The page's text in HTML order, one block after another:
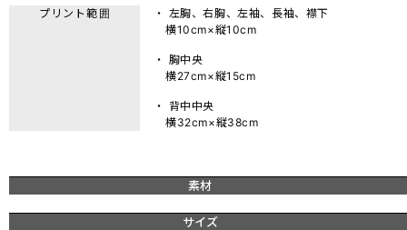
プリント範囲
・ 左胸、右胸、左袖、長袖、襟下
横10cm×縦10cm
・ 胸中央
横27cm×縦15cm
・ 背中中央
横32cm×縦38cm
素材
サイズ